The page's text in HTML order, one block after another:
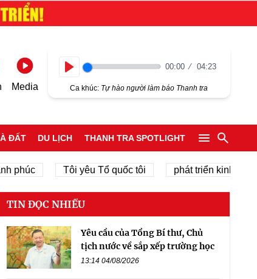
Media
00:00 04:23
Ca khúc: Tự hào người làm báo Thanh tra
ĐẤT DU LỊCH THANH TRA SPOTLIGHT
Tôi yêu Tổ quốc tôi phát triển kinh tế tư nhân
TIN ĐỌC NHIỀU
Yêu cầu của Tổng Bí thư, Chủ
tịch nước về sắp xếp trường học
13:14 04/08/2026